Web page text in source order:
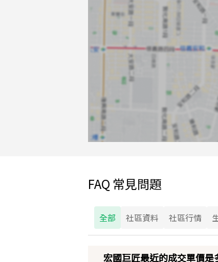
FAQ 常見問題
全部 社區資料 社區行情
宏國巨匠最近的成交單價是